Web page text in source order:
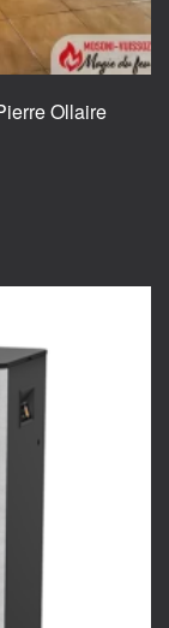
Ollaire